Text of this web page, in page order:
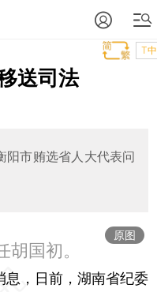
T中
送司法
阳市贿选省人大代表问
原图
国初。
息，日前，湖南省纪委